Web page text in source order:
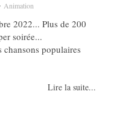
Animation
2022... Plus de 200
soirée...
populaires
Lire la suite...